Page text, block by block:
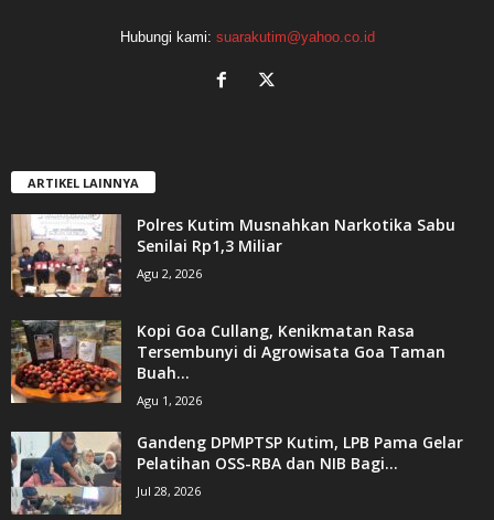
Hubungi kami: suarakutim@yahoo.co.id
ARTIKEL LAINNYA
Polres Kutim Musnahkan Narkotika Sabu
Senilai Rp1,3 Miliar
Agu 2, 2026
Kopi Goa Cullang, Kenikmatan Rasa
Tersembunyi di Agrowisata Goa Taman
Buah...
Agu 1, 2026
Gandeng DPMPTSP Kutim, LPB Pama Gelar
Pelatihan OSS-RBA dan NIB Bagi...
Jul 28, 2026